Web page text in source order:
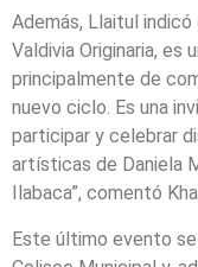
Además, Llaitul
Valdivia Originaria, es
principalmente de
nuevo ciclo. Es una
participar y celebrar
artísticas de Daniela
Ilabaca”, comentó
Este último evento